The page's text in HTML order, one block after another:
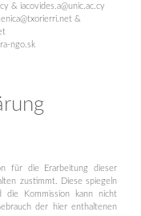
& iacovides.a@unic.ac.cy
&
ngo.sk
für die Erarbeitung dieser
zustimmt. Diese spiegeln
die Kommission kann nicht
der hier enthaltenen